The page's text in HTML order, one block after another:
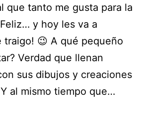
que tanto me gusta para la
y hoy les va a
traigo! 😉 A qué pequeño
Verdad que llenan
sus dibujos y creaciones
al mismo tiempo que…